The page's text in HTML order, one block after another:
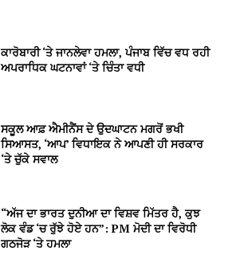
ਕਾਰੋਬਾਰੀ ‘ਤੇ ਜਾਨਲੇਵਾ ਹਮਲਾ, ਪੰਜਾਬ ਵਿੱਚ ਵਧ ਰਹੀ
ਅਪਰਾਧਿਕ ਘਟਨਾਵਾਂ ‘ਤੇ ਚਿੰਤਾ ਵਧੀ
ਸਕੂਲ ਆਫ਼ ਐਮੀਨੈਂਸ ਦੇ ਉਦਘਾਟਨ ਮਗਰੋਂ ਭਖੀ
ਸਿਆਸਤ, ‘ਆਪ’ ਵਿਧਾਇਕ ਨੇ ਆਪਣੀ ਹੀ ਸਰਕਾਰ
‘ਤੇ ਚੁੱਕੇ ਸਵਾਲ
“ਅੱਜ ਦਾ ਭਾਰਤ ਦੁਨੀਆ ਦਾ ਵਿਸ਼ਵ ਮਿੱਤਰ ਹੈ, ਕੁਝ
ਲੋਕ ਵੰਡ ‘ਚ ਰੁੱਝੇ ਹੋਏ ਹਨ”: PM ਮੋਦੀ ਦਾ ਵਿਰੋਧੀ
ਗਠਜੋੜ ‘ਤੇ ਹਮਲਾ